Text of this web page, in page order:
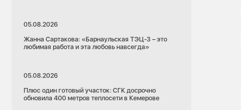
05.08.2026
Жанна Сартакова: «Барнаульская ТЭЦ-3 – это
любимая работа и эта любовь навсегда»
05.08.2026
Плюс один готовый участок: СГК досрочно
обновила 400 метров теплосети в Кемерове